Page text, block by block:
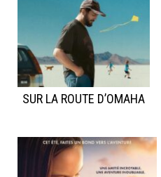
SUR LA ROUTE D’OMAHA